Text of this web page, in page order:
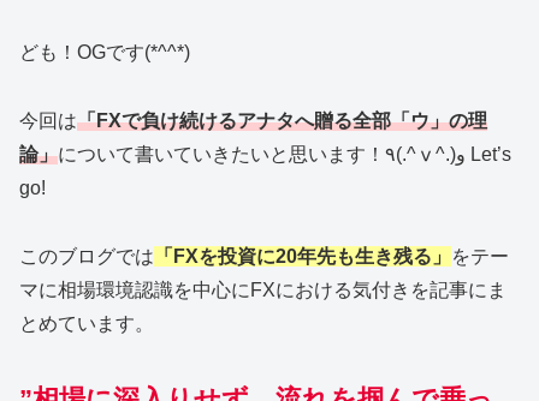
ども！OGです(*^^*)
今回は「FXで負け続けるアナタへ贈る全部「ウ」の理
論」について書いていきたいと思います！٩(.^ⅴ^.)و Let’s
go!
このブログでは 「FXを投資に20年先も生き残る」
をテー
マに相場環境認識を中心にFXにおける気付きを記事にま
とめています。